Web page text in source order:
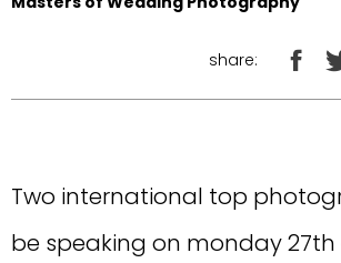
share:
Two international top
be speaking on monday